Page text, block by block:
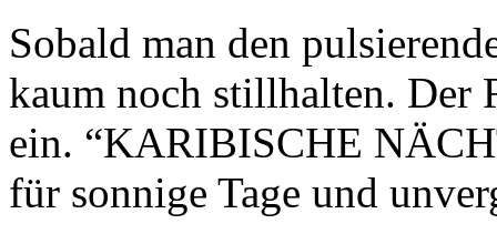
Sobald man den
kaum noch stillhalten. Der
ein. “KARIBISCHE
für sonnige Tage und